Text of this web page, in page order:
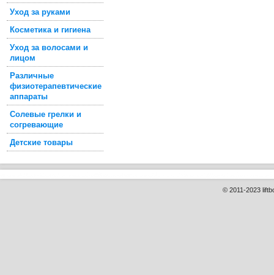
Уход за руками
Косметика и гигиена
Уход за волосами и
лицом
Различные
физиотерапевтические
аппараты
Солевые грелки и
согревающие
Детские товары
© 2011-2023